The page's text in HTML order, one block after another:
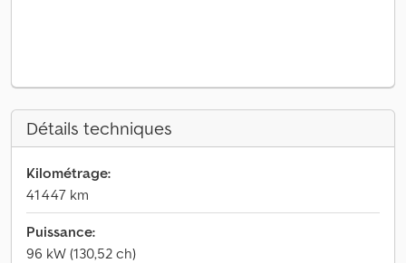
Détails techniques
Kilométrage:
41 447 km
Puissance:
96 kW (130,52 ch)